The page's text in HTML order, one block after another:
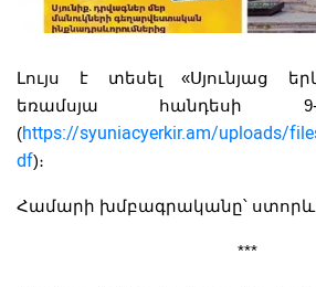
Լույս է տեսել «Սյունյաց
եռամսյա հանդեսի
(https://syuniacyerkir.am/uploads/
df)։
Համարի խմբագրականը՝
***